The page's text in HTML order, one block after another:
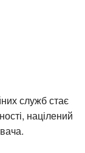
служб стає
націлений